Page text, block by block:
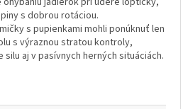
s dobrou rotáciou.
s pupienkami mohli ponúknuť len
s výraznou stratou kontroly,
silu aj v pasívnych herných situáciách.